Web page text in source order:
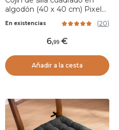
algodón (40 x 40 cm) Pixel
En existencias (20)
6,99
Añadir a la cesta